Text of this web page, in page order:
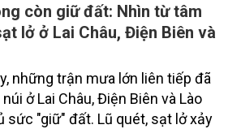
còn giữ đất: Nhìn từ tâm
lở ở Lai Châu, Điện Biên và
những trận mưa lớn liên tiếp đã
ở Lai Châu, Điện Biên và Lào
sức "giữ" đất. Lũ quét, sạt lở xảy